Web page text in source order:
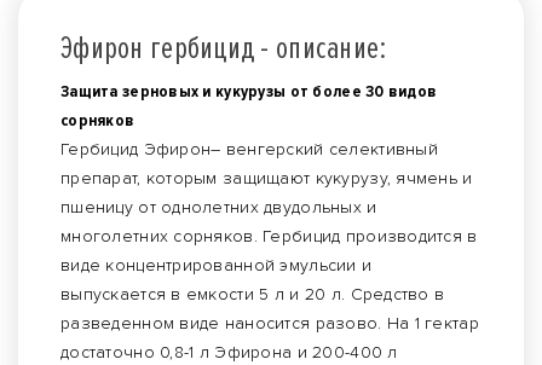
Эфирон гербицид - описание:
Защита зерновых и кукурузы от более 30 видов
сорняков
Гербицид Эфирон– венгерский селективный
препарат, которым защищают кукурузу, ячмень и
пшеницу от однолетних двудольных и
многолетних сорняков. Гербицид производится в
виде концентрированной эмульсии и
выпускается в емкости 5 л и 20 л. Средство в
разведенном виде наносится разово. На 1 гектар
достаточно 0,8-1 л Эфирона и 200-400 л